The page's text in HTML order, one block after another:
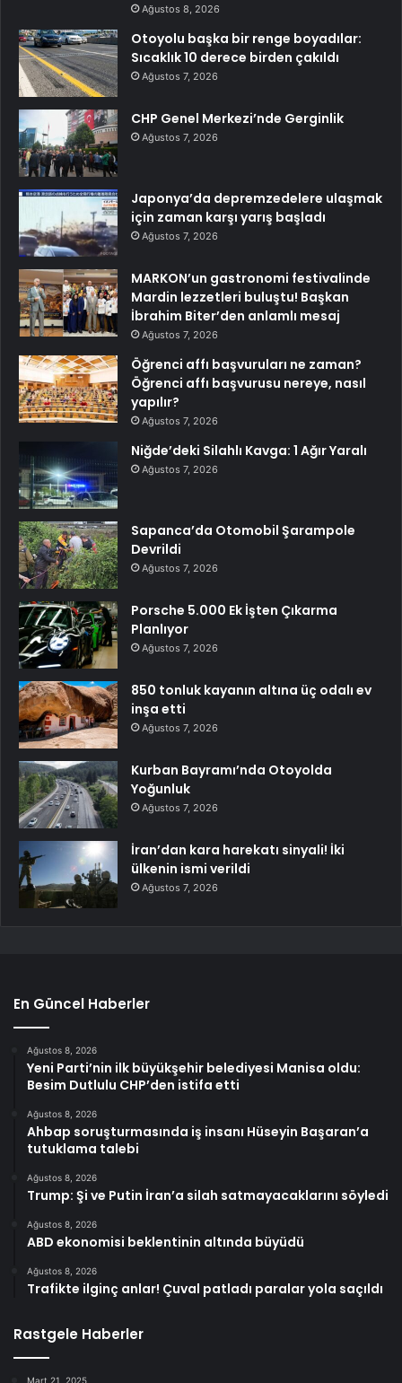
Ağustos 8, 2026
Otoyolu başka bir renge boyadılar:
Sıcaklık 10 derece birden çakıldı
Ağustos 7, 2026
CHP Genel Merkezi’nde Gerginlik
Ağustos 7, 2026
Japonya’da depremzedelere ulaşmak
için zaman karşı yarış başladı
Ağustos 7, 2026
MARKON’un gastronomi festivalinde
Mardin lezzetleri buluştu! Başkan
İbrahim Biter’den anlamlı mesaj
Ağustos 7, 2026
Öğrenci affı başvuruları ne zaman?
Öğrenci affı başvurusu nereye, nasıl
yapılır?
Ağustos 7, 2026
Niğde’deki Silahlı Kavga: 1 Ağır Yaralı
Ağustos 7, 2026
Sapanca’da Otomobil Şarampole
Devrildi
Ağustos 7, 2026
Porsche 5.000 Ek İşten Çıkarma
Planlıyor
Ağustos 7, 2026
850 tonluk kayanın altına üç odalı ev
inşa etti
Ağustos 7, 2026
Kurban Bayramı’nda Otoyolda
Yoğunluk
Ağustos 7, 2026
İran’dan kara harekatı sinyali! İki
ülkenin ismi verildi
Ağustos 7, 2026
En Güncel Haberler
Ağustos 8, 2026
Yeni Parti’nin ilk büyükşehir belediyesi Manisa oldu:
Besim Dutlulu CHP’den istifa etti
Ağustos 8, 2026
Ahbap soruşturmasında iş insanı Hüseyin Başaran’a
tutuklama talebi
Ağustos 8, 2026
Trump: Şi ve Putin İran’a silah satmayacaklarını söyledi
Ağustos 8, 2026
ABD ekonomisi beklentinin altında büyüdü
Ağustos 8, 2026
Trafikte ilginç anlar! Çuval patladı paralar yola saçıldı
Rastgele Haberler
Mart 21, 2025